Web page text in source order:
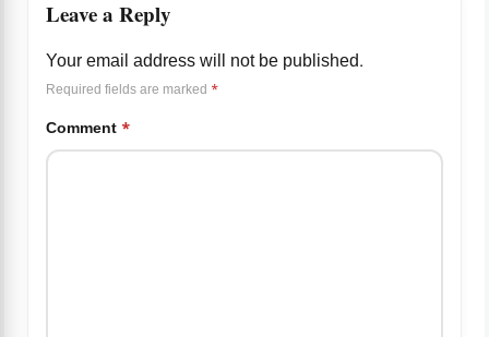
Leave a Reply
Your email address will not be published.
Required fields are marked *
Comment *